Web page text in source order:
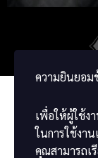
ความยินยอม
เพื่อให้ผู้ใช้ง
ในการใช้งา
คุณสามารถเ